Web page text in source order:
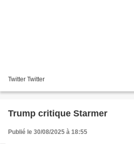
Twitter Twitter
Trump critique Starmer
Publié le 30/08/2025 à 18:55